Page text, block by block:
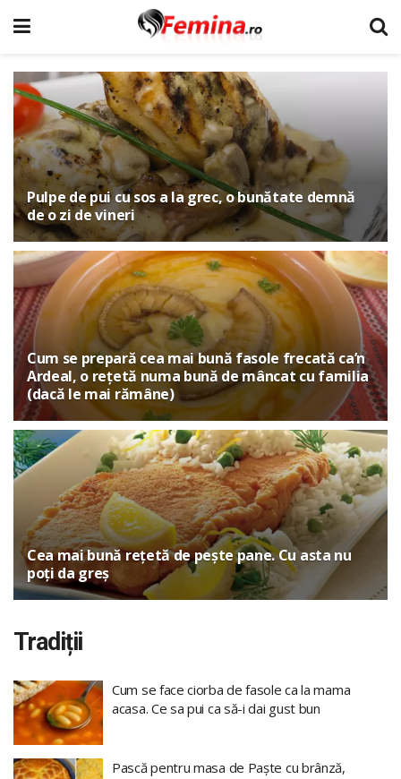
Pulpe de pui cu sos a la grec, o bunătate demnă
de o zi de vineri
Cum se prepară cea mai bună fasole frecată ca’n
Ardeal, o rețetă numa bună de mâncat cu familia
(dacă le mai rămâne)
Cea mai bună rețetă de pește pane. Cu asta nu
poți da greș
Tradiții
Cum se face ciorba de fasole ca la mama
acasa. Ce sa pui ca să-i dai gust bun
Pască pentru masa de Paște cu brânză,